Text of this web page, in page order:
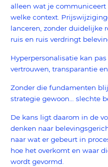
alleen wat je communiceert
welke context.
lanceren, zonder duidelijke
ruis en ruis verdringt
Hyperpersonalisatie kan
vertrouwen, transparantie
Zonder die fundamenten
strategie gewoon… slechte
De kans ligt daarom in de
denken naar
naar wat er gebeurt in
hoe het overkomt en waar
wordt gevormd.